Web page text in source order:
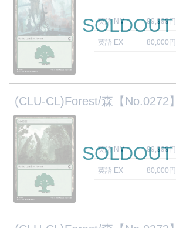
英語 NM 99,999円
英語 EX 80,000円
SOLDOUT
(CLU-CL)Forest/森【No.0272】
英語 NM 99,999円
英語 EX 80,000円
SOLDOUT